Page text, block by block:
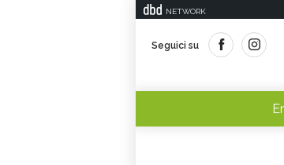
NETWORK
Seguici su